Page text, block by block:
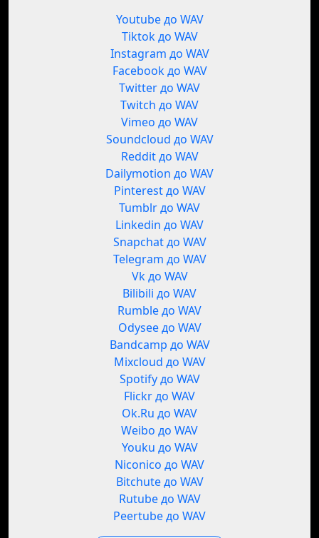
Youtube до WAV
Tiktok до WAV
Instagram до WAV
Facebook до WAV
Twitter до WAV
Twitch до WAV
Vimeo до WAV
Soundcloud до WAV
Reddit до WAV
Dailymotion до WAV
Pinterest до WAV
Tumblr до WAV
Linkedin до WAV
Snapchat до WAV
Telegram до WAV
Vk до WAV
Bilibili до WAV
Rumble до WAV
Odysee до WAV
Bandcamp до WAV
Mixcloud до WAV
Spotify до WAV
Flickr до WAV
Ok.Ru до WAV
Weibo до WAV
Youku до WAV
Niconico до WAV
Bitchute до WAV
Rutube до WAV
Peertube до WAV